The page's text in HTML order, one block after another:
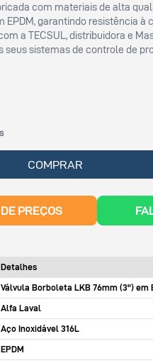
com materiais de alta
EPDM, garantindo resistência
a TECSUL, distribuidora e
seus sistemas de controle de
COMPRAR
PREÇOS
Detalhes
Válvula Borboleta LKB 76mm (3") em
Alfa Laval
Aço Inoxidável 316L
EPDM